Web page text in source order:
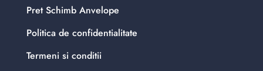
Pret Schimb Anvelope
Politica de confidentialitate
Termeni si conditii